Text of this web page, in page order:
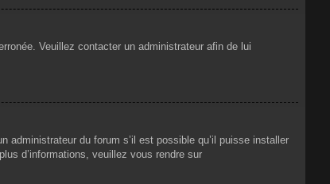
Veuillez contacter un administrateur afin de lui
administrateur du forum s’il est possible qu’il puisse installer
d’informations, veuillez vous rendre sur